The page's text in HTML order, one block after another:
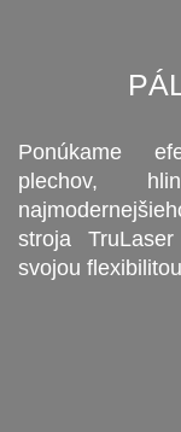
Ponúkame
plechov,
stroja
svojou